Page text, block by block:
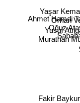
Fakir
Orhan
Yusuf
Murathan
Ahmet Hamdi
Oğuz
Yaşar